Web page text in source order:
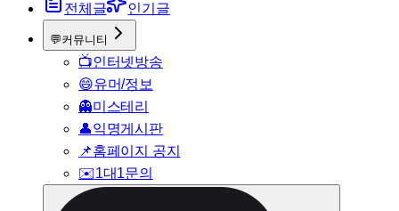
전체글
인기글
💬커뮤니티
📺인터넷방송
😄유머/정보
👻미스테리
👤익명게시판
📌홈페이지 공지
✉️1대1문의